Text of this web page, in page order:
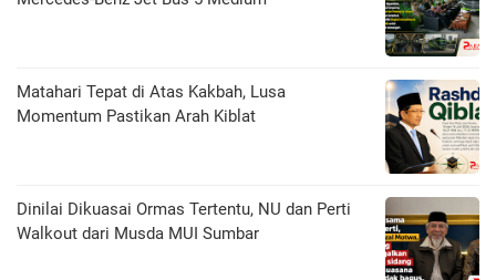
Matahari Tepat di Atas Kakbah, Lusa
Momentum Pastikan Arah Kiblat
Dinilai Dikuasai Ormas Tertentu, NU dan Perti
Walkout dari Musda MUI Sumbar